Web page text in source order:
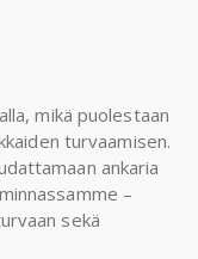
mikä puolestaan
turvaamisen.
ankaria
–
sekä